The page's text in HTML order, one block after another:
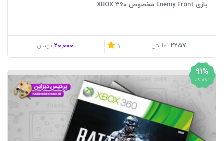
بازی Enemy Front مخصوص XBOX 360
2257 نمایش 1
20,000 تومان
91%
تخفیف